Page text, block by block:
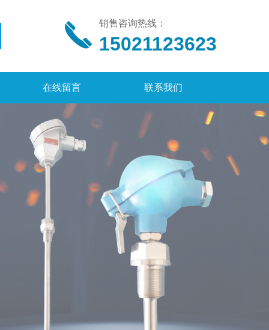
销售咨询热线：
15021123623
在线留言 联系我们